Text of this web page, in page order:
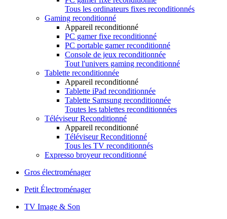
Tous les ordinateurs fixes reconditionnés
Gaming reconditionné
Appareil reconditionné
PC gamer fixe reconditionné
PC portable gamer reconditionné
Console de jeux reconditionnée
Tout l'univers gaming reconditionné
Tablette reconditionnée
Appareil reconditionné
Tablette iPad reconditionnée
Tablette Samsung reconditionnée
Toutes les tablettes reconditionnées
Téléviseur Reconditionné
Appareil reconditionné
Téléviseur Reconditionné
Tous les TV reconditionnés
Expresso broyeur reconditionné
Gros électroménager
Petit Électroménager
TV Image & Son